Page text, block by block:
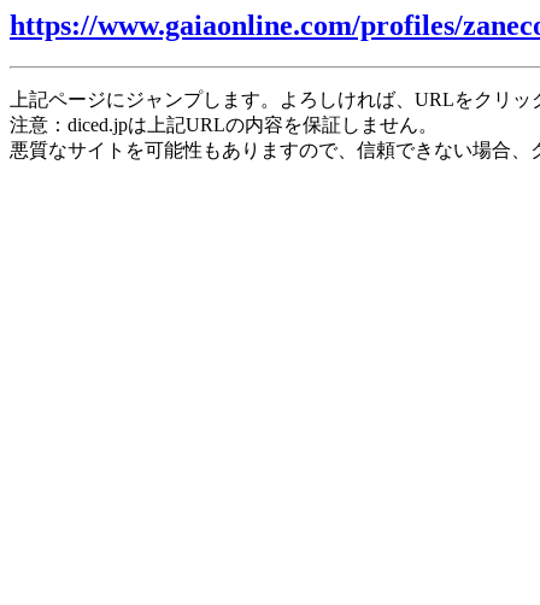
https://www.gaiaonline.com/profiles/
上記ページにジャンプします。よろしければ、URLをクリ
注意：diced.jpは上記URLの内容を保証しません。
悪質なサイトを可能性もありますので、信頼できない場合、